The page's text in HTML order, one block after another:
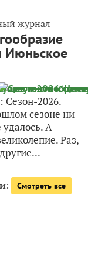
журнал
Июньское
Сезон-2026.
сезоне ни
А
Раз,
: Смотреть все